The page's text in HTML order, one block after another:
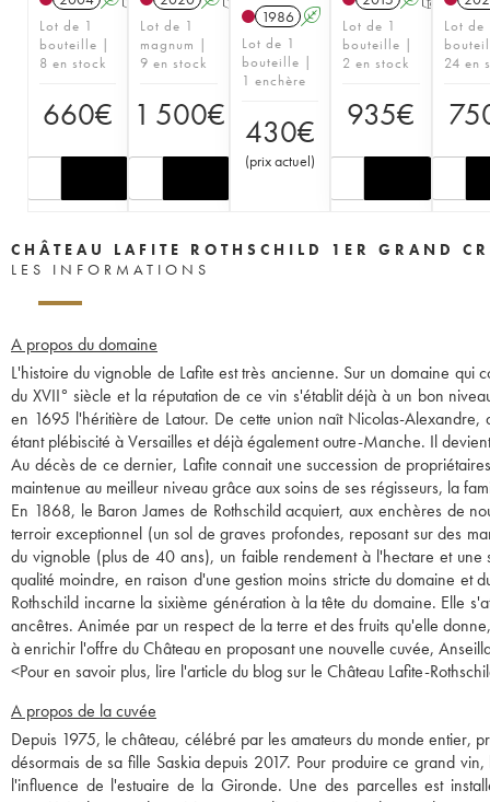
Lot de 1
bouteille |
8 en stock
660€
Lot de 1
magnum |
9 en stock
1 500€
1986 A
Lot de 1
bouteille |
1 enchère
430€
(prix actuel)
Lot de 1
bouteille |
2 en stock
935€
Lot de
24 en
CHÂTEAU LAFITE ROTHSCHILD 1ER GRAND
LES INFORMATIONS
A propos du domaine
L'histoire du vignoble de Lafite est très ancienne. Sur un domaine
du XVII° siècle et la réputation de ce vin s'établit déjà à un bon
en 1695 l'héritière de Latour. De cette union naît Nicolas-
étant plébiscité à Versailles et déjà également outre-Manche. Il
Au décès de ce dernier, Lafite connait une succession de
maintenue au meilleur niveau grâce aux soins de ses régisseurs, la
En 1868, le Baron James de Rothschild acquiert, aux enchères de
terroir exceptionnel (un sol de graves profondes, reposant sur des
du vignoble (plus de 40 ans), un faible rendement à l'hectare et
qualité moindre, en raison d'une gestion moins stricte du domaine et
Rothschild incarne la sixième génération à la tête du domaine. Elle
ancêtres. Animée par un respect de la terre et des fruits qu'elle
à enrichir l'offre du Château en proposant une nouvelle cuvée,
<Pour en savoir plus, lire l'article du blog sur le Château Lafite-
A propos de la cuvée
Depuis 1975, le château, célébré par les amateurs du monde entier,
désormais de sa fille Saskia depuis 2017. Pour produire ce grand
l'influence de l'estuaire de la Gironde. Une des parcelles est